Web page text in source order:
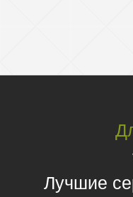
Лучшие